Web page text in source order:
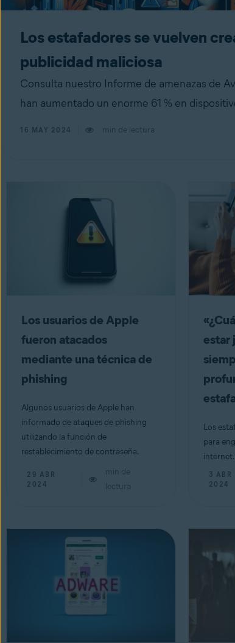
Los estafadores se vuelven
publicidad maliciosa
Consulta nuestro Informe de amenazas de
han aumentado un enorme 61 % en
16 MAY 2024 min de lectura
Los usuarios de Apple
fueron atacados
mediante una técnica de
phishing
Algunos usuarios de Apple han
informado de ataques de phishing
utilizando la función de
restablecimiento de contraseña.
29 ABR
2024
min de
lectura
estar
Los
para
3 ABR
2024